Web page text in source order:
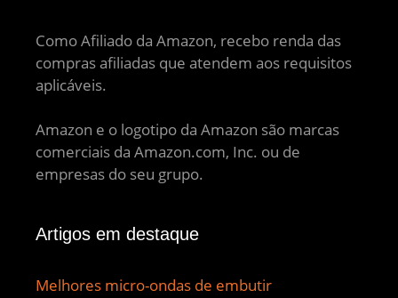
Como Afiliado da Amazon, recebo renda das
compras afiliadas que atendem aos requisitos
aplicáveis.
Amazon e o logotipo da Amazon são marcas
comerciais da Amazon.com, Inc. ou de
empresas do seu grupo.
Artigos em destaque
Melhores micro-ondas de embutir